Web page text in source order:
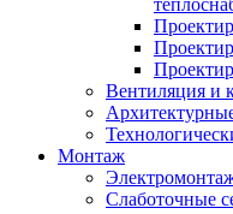
Вентиляция и
Монтаж
Слаботочные